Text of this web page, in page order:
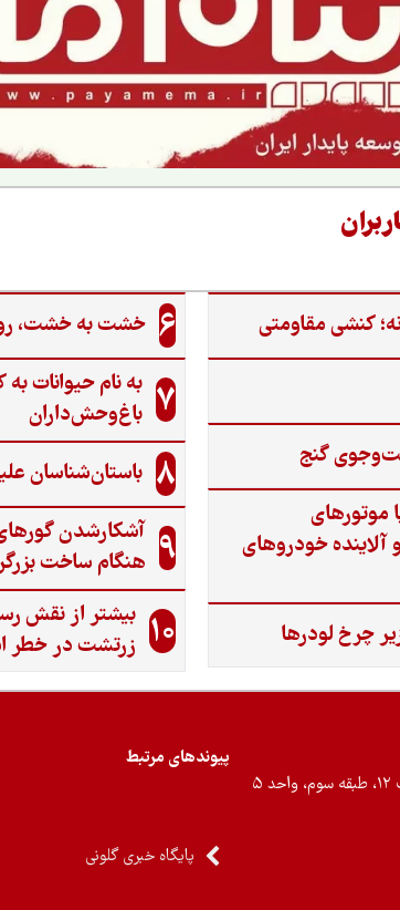
کنشی مقاومتی
گنج‌
موتورهای
خودروهای
چرخ لودرها
6 خشت به خشت،
7 به نام حیوانات به
باغ‌وحش‌داران
8 باستان‌شناسان
9 آشکارشدن
هنگام ساخت
10 بیشتر از نقش
زرتشت در خطر
پیوندهای مرتبط
پایگاه خبری گلونی